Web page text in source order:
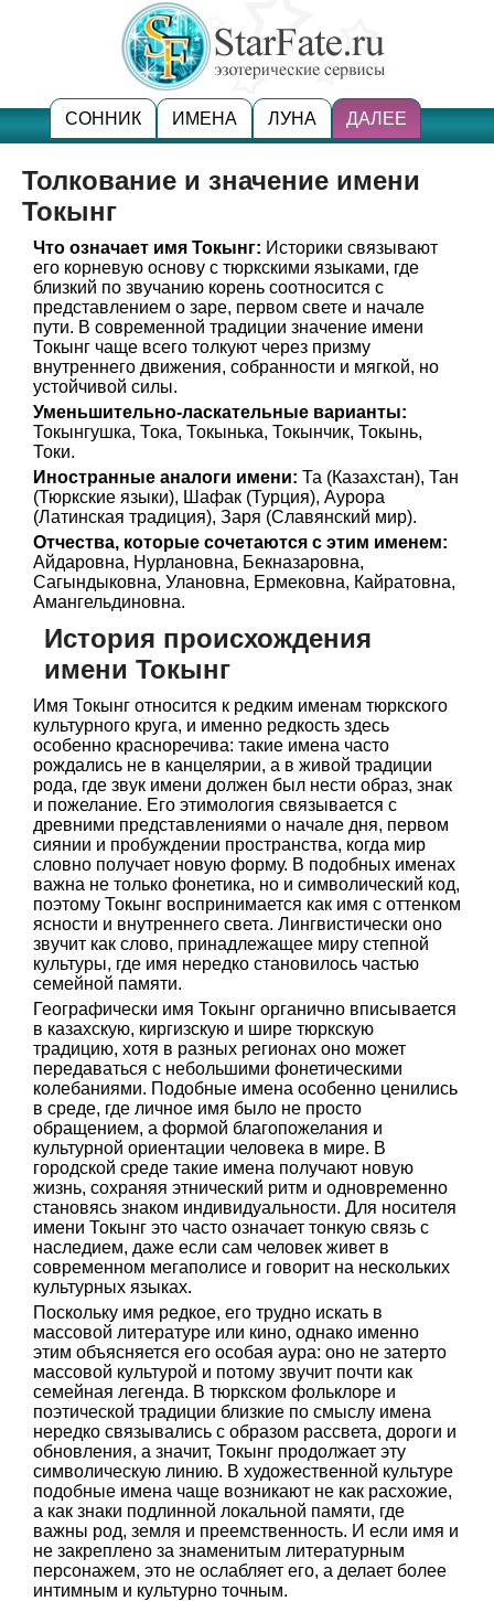
СОННИК ИМЕНА ЛУНА ДАЛЕЕ
Толкование и значение имени
Токынг
Что означает имя Токынг: Историки связывают
его корневую основу с тюркскими языками, где
близкий по звучанию корень соотносится с
представлением о заре, первом свете и начале
пути. В современной традиции значение имени
Токынг чаще всего толкуют через призму
внутреннего движения, собранности и мягкой, но
устойчивой силы.
Уменьшительно-ласкательные варианты:
Токынгушка, Тока, Токынька, Токынчик, Токынь,
Токи.
Иностранные аналоги имени: Та (Казахстан), Тан
(Тюркские языки), Шафак (Турция), Аурора
(Латинская традиция), Заря (Славянский мир).
Отчества, которые сочетаются с этим именем:
Айдаровна, Нурлановна, Бекназаровна,
Сагындыковна, Улановна, Ермековна, Кайратовна,
Амангельдиновна.
История происхождения
имени Токынг
Имя Токынг относится к редким именам тюркского
культурного круга, и именно редкость здесь
особенно красноречива: такие имена часто
рождались не в канцелярии, а в живой традиции
рода, где звук имени должен был нести образ, знак
и пожелание. Его этимология связывается с
древними представлениями о начале дня, первом
сиянии и пробуждении пространства, когда мир
словно получает новую форму. В подобных именах
важна не только фонетика, но и символический код,
поэтому Токынг воспринимается как имя с оттенком
ясности и внутреннего света. Лингвистически оно
звучит как слово, принадлежащее миру степной
культуры, где имя нередко становилось частью
семейной памяти.
Географически имя Токынг органично вписывается
в казахскую, киргизскую и шире тюркскую
традицию, хотя в разных регионах оно может
передаваться с небольшими фонетическими
колебаниями. Подобные имена особенно ценились
в среде, где личное имя было не просто
обращением, а формой благопожелания и
культурной ориентации человека в мире. В
городской среде такие имена получают новую
жизнь, сохраняя этнический ритм и одновременно
становясь знаком индивидуальности. Для носителя
имени Токынг это часто означает тонкую связь с
наследием, даже если сам человек живет в
современном мегаполисе и говорит на нескольких
культурных языках.
Поскольку имя редкое, его трудно искать в
массовой литературе или кино, однако именно
этим объясняется его особая аура: оно не затерто
массовой культурой и потому звучит почти как
семейная легенда. В тюркском фольклоре и
поэтической традиции близкие по смыслу имена
нередко связывались с образом рассвета, дороги и
обновления, а значит, Токынг продолжает эту
символическую линию. В художественной культуре
подобные имена чаще возникают не как расхожие,
а как знаки подлинной локальной памяти, где
важны род, земля и преемственность. И если имя и
не закреплено за знаменитым литературным
персонажем, это не ослабляет его, а делает более
интимным и культурно точным.